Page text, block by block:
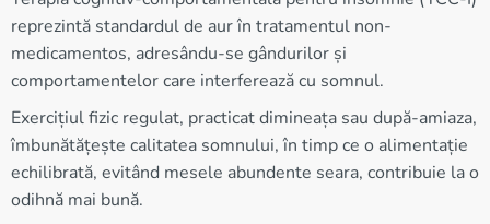
reprezintă standardul de aur în tratamentul non-
medicamentos, adresându-se gândurilor și
comportamentelor care interferează cu somnul.
Exercițiul fizic regulat, practicat dimineața sau după-amiaza,
îmbunătățește calitatea somnului, în timp ce o alimentație
echilibrată, evitând mesele abundente seara, contribuie la o
odihnă mai bună.